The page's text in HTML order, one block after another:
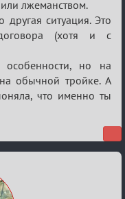
лжеманством.
ситуация. Это
договора (хотя и с
но на
обычной тройке. А
что именно ты